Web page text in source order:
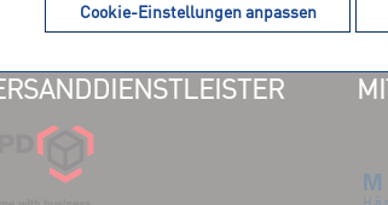
Cookie-Einstellungen anpassen